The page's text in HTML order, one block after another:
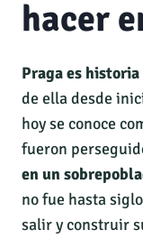
hacer
Praga es historia
de ella desde
hoy se conoce
fueron
en un
no fue hasta
salir y construir